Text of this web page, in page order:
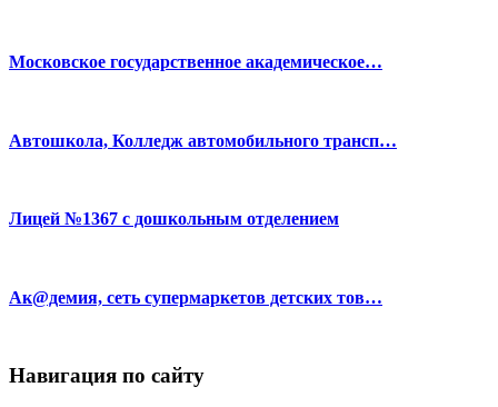
Московское государственное академическое…
Автошкола, Колледж автомобильного трансп…
Лицей №1367 с дошкольным отделением
Ак@демия, сеть супермаркетов детских тов…
Навигация по сайту